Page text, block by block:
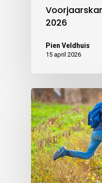
2026
Pien Veldhuis
15 april 2026